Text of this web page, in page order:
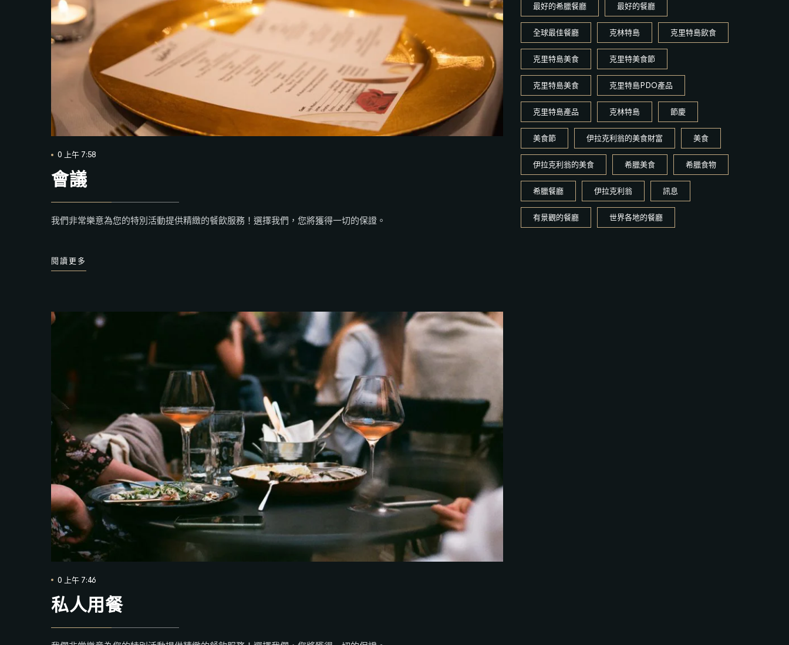
0 上午 7:58
會議
我們非常樂意為您的特別活動提供精緻的餐飲服務！選擇我們，您將獲得一切的保證。
閱讀更多
0 上午 7:46
私人用餐
最好的希臘餐廳 最好的餐廳
全球最佳餐廳 克林特島 克里特島飲食
克里特島美食 克里特美食節
克里特島美食 克里特島PDO產品
克里特島產品 克林特島 節慶
美食節 伊拉克利翁的美食財富 美食
伊拉克利翁的美食 希臘美食 希臘食物
希臘餐廳 伊拉克利翁 訊息
有景觀的餐廳 世界各地的餐廳